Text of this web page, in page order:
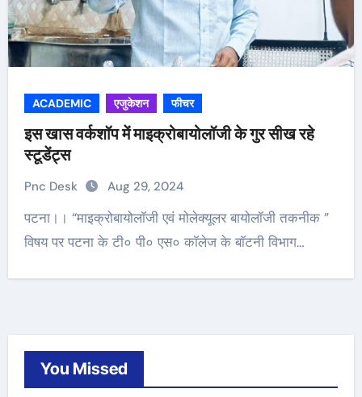
ACADEMIC एजुकेशन फीचर
इस खास वर्कशॉप में माइक्रोबायोलॉजी के गुर सीख रहे
स्टूडेंट्स
Pnc Desk Aug 29, 2024
पटना।। “माइक्रोबायोलॉजी एवं मोलेक्यूलर बायोलॉजी तकनीक ”
विषय पर पटना के टी० पी० एस० कॉलेज के बॉटनी विभाग…
You Missed